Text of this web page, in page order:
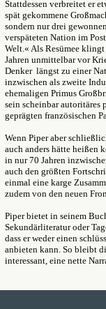
Stattdessen verbreitet er
spät gekommene
sondern nur drei
verspäteten Nation im
Welt.« Als Resümee
Jahren unmittelbar vor
Denker längst zu einer
inzwischen als zweite
ehemaligen Primus
sein scheinbar autoritäres
geprägten französischen
Wenn Piper aber
auch anders hätte heißen
in nur 70 Jahren
auch den größten
einmal eine karge
zudem von den neuen
Piper bietet in seinem
Sekundärliteratur oder
dass er weder einen
anbieten kann. So bleibt
interessant, eine nette